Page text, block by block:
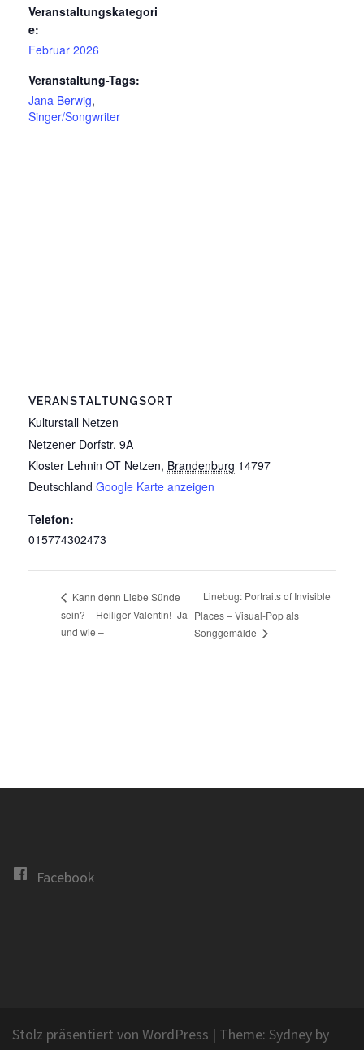
Veranstaltungskategori
e:
Februar 2026
Veranstaltung-Tags:
Jana Berwig,
Singer/Songwriter
VERANSTALTUNGSORT
Kulturstall Netzen
Netzener Dorfstr. 9A
Kloster Lehnin OT Netzen, Brandenburg 14797
Deutschland Google Karte anzeigen
Telefon:
015774302473
Kann denn Liebe Sünde
sein? – Heiliger Valentin!- Ja
und wie –
Linebug: Portraits of Invisible
Places – Visual-Pop als
Songgemälde
Facebook
Stolz präsentiert von WordPress | Theme: Sydney by